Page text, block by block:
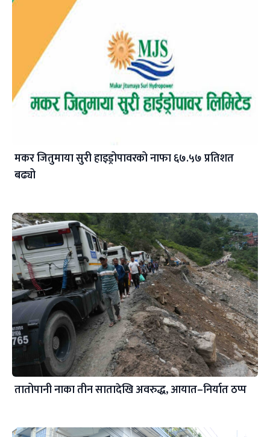
मकर जितुमाया सुरी हाइड्रोपावरको नाफा ६७.५७ प्रतिशत
बढ्यो
तातोपानी नाका तीन सातादेखि अवरुद्ध, आयात–निर्यात ठप्प